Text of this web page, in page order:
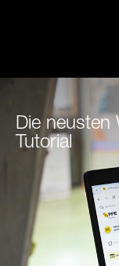
Die neusten
Tutorial